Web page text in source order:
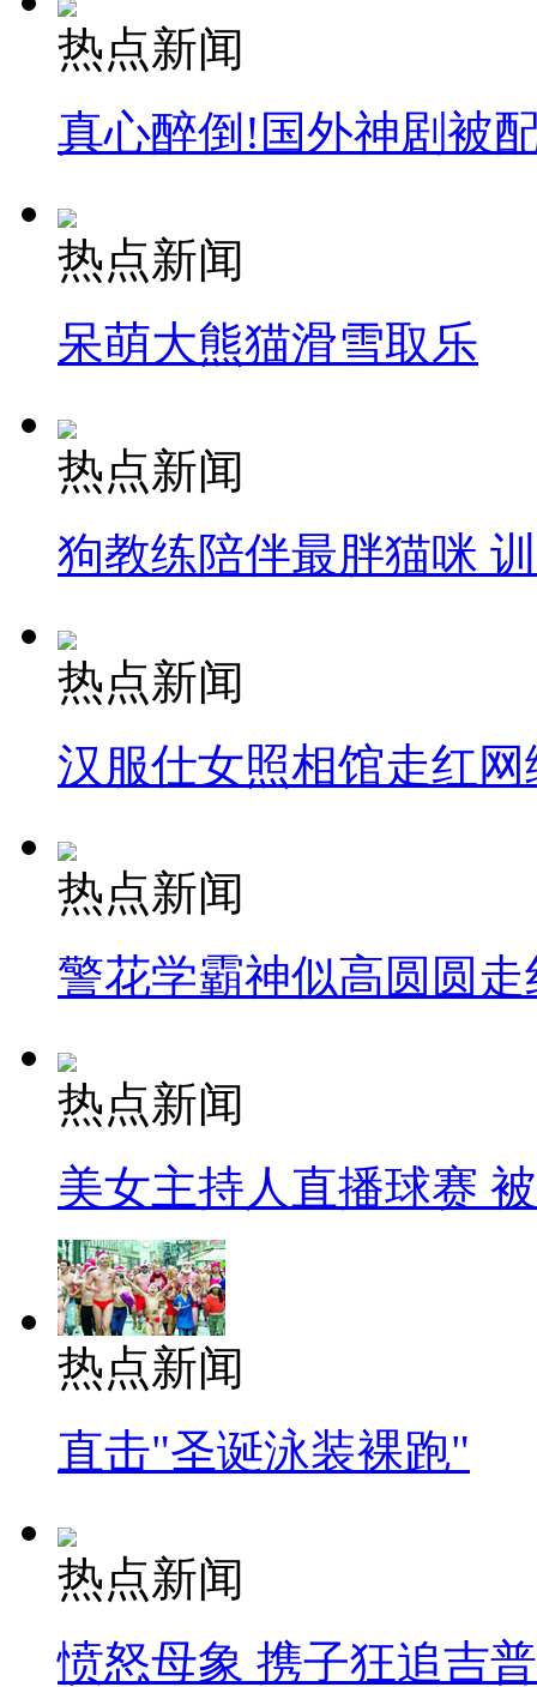
热点新闻
真心醉倒!国外神剧被
热点新闻
呆萌大熊猫滑雪取乐
热点新闻
狗教练陪伴最胖猫咪
热点新闻
汉服仕女照相馆走红网
热点新闻
警花学霸神似高圆圆走
热点新闻
美女主持人直播球赛
热点新闻
直击"圣诞泳装裸跑"
热点新闻
愤怒母象 携子狂追吉